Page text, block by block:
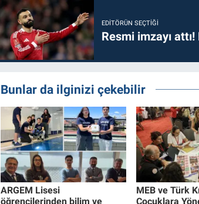
EDITÖRÜN SEÇTIĞI
Resmi imzayı
Bunlar da ilginizi çekebilir
ARGEM Lisesi
öğrencilerinden bilim ve
MEB ve Türk
Çocuklara